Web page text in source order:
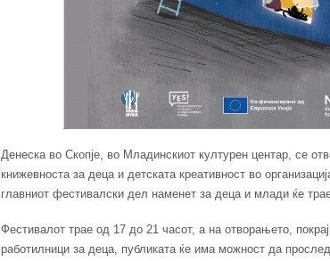
Денеска во Скопје, во Младинскиот културен центар, се
книжевноста за деца и детската креативност во
главниот фестивалски дел наменет за деца и млади ќе
Фестивалот трае од 17 до 21 часот, а на отворањето,
работилници за деца, публиката ќе има можност да